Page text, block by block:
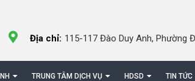
Địa chỉ: 115-117 Đào Duy Anh, Phường
TRUNG TÂM DỊCH VỤ HDSD TIN TỨC